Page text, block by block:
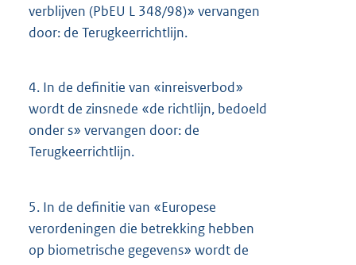
verblijven (PbEU L 348/98)» vervangen
door: de Terugkeerrichtlijn.
4. In de definitie van «inreisverbod»
wordt de zinsnede «de richtlijn, bedoeld
onder s» vervangen door: de
Terugkeerrichtlijn.
5. In de definitie van «Europese
verordeningen die betrekking hebben
op biometrische gegevens» wordt de